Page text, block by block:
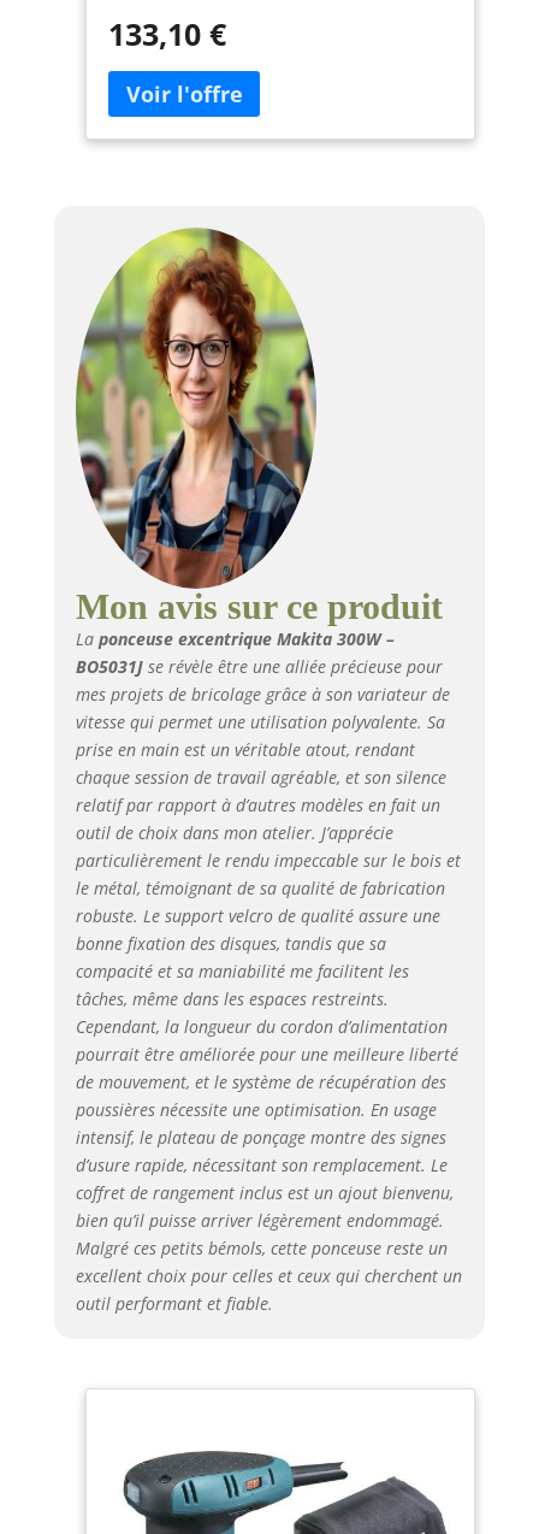
atelier|ponceuse 125 mm|promo
maniable|BO5031J|BO5031
133,10 €
Mon avis sur ce produit
La ponceuse excentrique Makita 300W –
BO5031Jse révèle être une alliée précieuse pour
mes projets de bricolage grâce à son variateur de
vitesse qui permet une utilisation polyvalente. Sa
prise en main est un véritable atout, rendant
chaque session de travail agréable, et son silence
relatif par rapport à d’autres modèles en fait un
outil de choix dans mon atelier. J’apprécie
particulièrement le rendu impeccable sur le bois et
le métal, témoignant de sa qualité de fabrication
robuste. Le support velcro de qualité assure une
bonne fixation des disques, tandis que sa
compacité et sa maniabilité me facilitent les
tâches, même dans les espaces restreints.
Cependant, la longueur du cordon d’alimentation
pourrait être améliorée pour une meilleure liberté
de mouvement, et le système de récupération des
poussières nécessite une optimisation. En usage
intensif, le plateau de ponçage montre des signes
d’usure rapide, nécessitant son remplacement. Le
coffret de rangement inclus est un ajout bienvenu,
bien qu’il puisse arriver légèrement endommagé.
Malgré ces petits bémols, cette ponceuse reste un
excellent choix pour celles et ceux qui cherchent un
outil performant et fiable.